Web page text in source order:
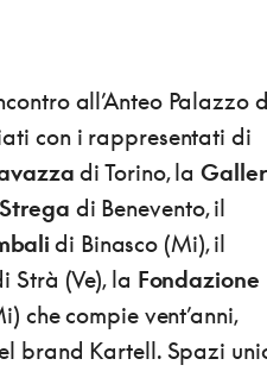
all’Anteo Palazzo
con i rappresentati di
di Torino, la
di Benevento, il
di Binasco (Mi), il
Strà (Ve), la Fondazione
che compie vent’anni,
brand Kartell. Spazi